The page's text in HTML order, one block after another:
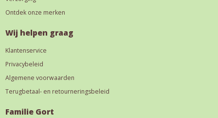
Ontdek onze merken
Wij helpen graag
Klantenservice
Privacybeleid
Algemene voorwaarden
Terugbetaal- en retourneringsbeleid
Familie Gort